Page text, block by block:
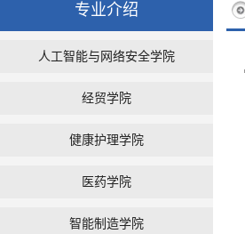
专业介绍
人工智能与网络安全学院
经贸学院
健康护理学院
医药学院
智能制造学院